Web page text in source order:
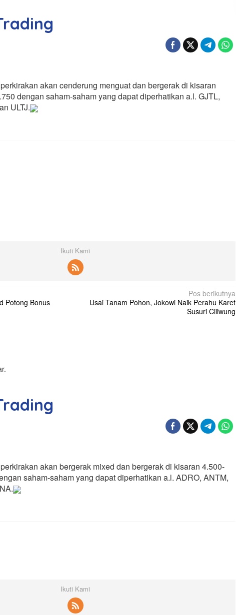
akan cenderung menguat dan bergerak di kisaran
dengan saham-saham yang dapat diperhatikan a.l. GJTL,
ULTJ.
Ikuti Kami
Potong Bonus
Pos berikutnya
Usai Tanam Pohon, Jokowi Naik Perahu Karet
Susuri Ciliwung
akan bergerak mixed dan bergerak di kisaran 4.500-
saham-saham yang dapat diperhatikan a.l. ADRO, ANTM,
Ikuti Kami